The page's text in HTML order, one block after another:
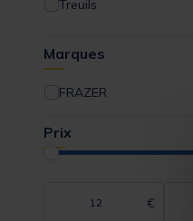
Treuils
Outils
Lampes
Aménagement Barque
Equipements Divers
Marques
FRAZER
Prix
€